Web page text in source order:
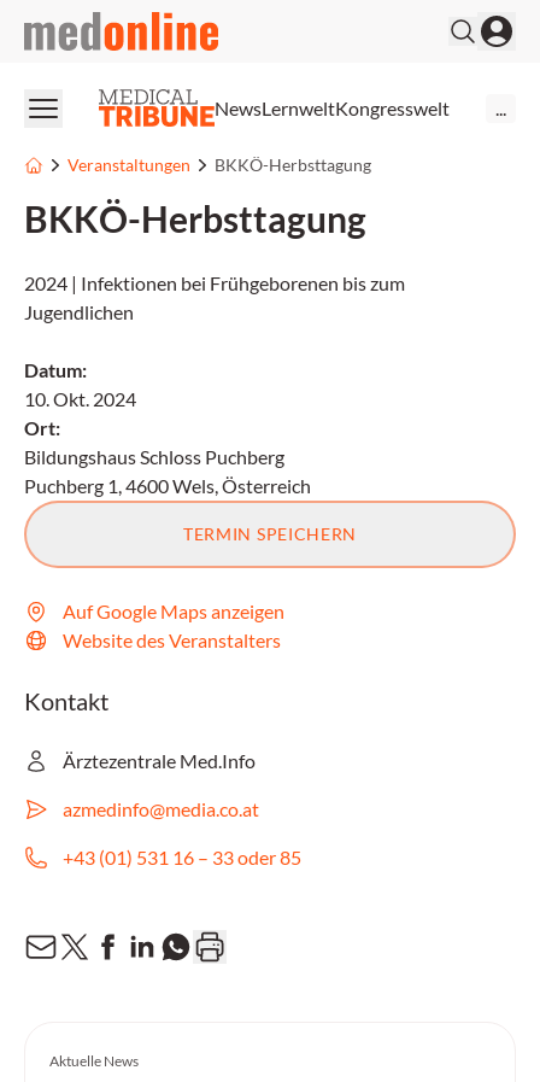
medonline
NewsLernweltKongresswelt
Veranstaltungen BKKÖ-Herbsttagung
BKKÖ-Herbsttagung
2024 | Infektionen bei Frühgeborenen bis zum
Jugendlichen
Datum:
10. Okt. 2024
Ort:
Bildungshaus Schloss Puchberg
Puchberg 1, 4600 Wels, Österreich
TERMIN SPEICHERN
Auf Google Maps anzeigen
Website des Veranstalters
Kontakt
Ärztezentrale Med.Info
azmedinfo@media.co.at
+43 (01) 531 16 – 33 oder 85
Aktuelle News